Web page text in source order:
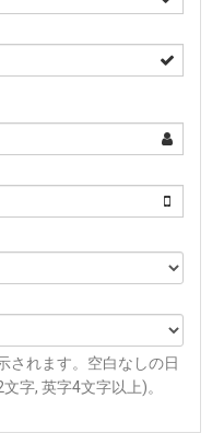
されます。空白なしの日
字, 英字4文字以上)。